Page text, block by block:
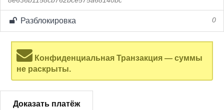
Разблокировка 0
Конфиденциальная Транзакция — суммы
не раскрыты.
Доказать платёж